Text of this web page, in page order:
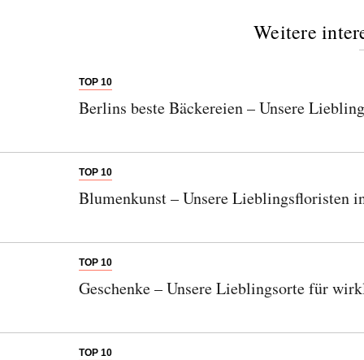
Weitere
TOP 10
Berlins beste Bäckereien – Unsere
TOP 10
Blumenkunst – Unsere Lieblingsfloristen
TOP 10
Geschenke – Unsere Lieblingsorte für
TOP 10